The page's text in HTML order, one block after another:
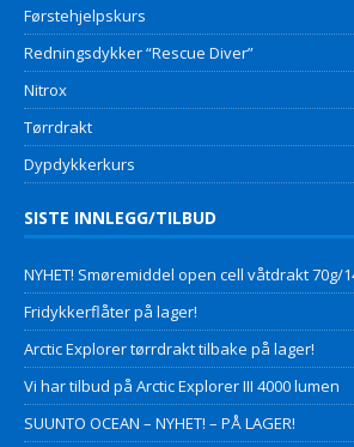
Førstehjelpskurs
Redningsdykker “Rescue Diver”
Nitrox
Tørrdrakt
Dypdykkerkurs
SISTE INNLEGG/TILBUD
NYHET! Smøremiddel open cell våtdrakt 70g/
Fridykkerflåter på lager!
Arctic Explorer tørrdrakt tilbake på lager!
Vi har tilbud på Arctic Explorer III 4000 lumen
SUUNTO OCEAN – NYHET! – PÅ LAGER!